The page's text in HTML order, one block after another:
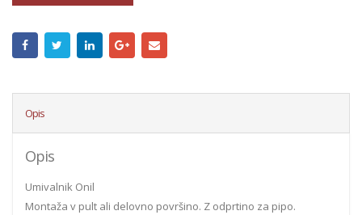
Opis
Opis
Umivalnik Onil
Montaža v pult ali delovno površino. Z odprtino za pipo.